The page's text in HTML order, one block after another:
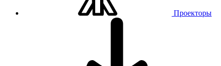
Проекторы